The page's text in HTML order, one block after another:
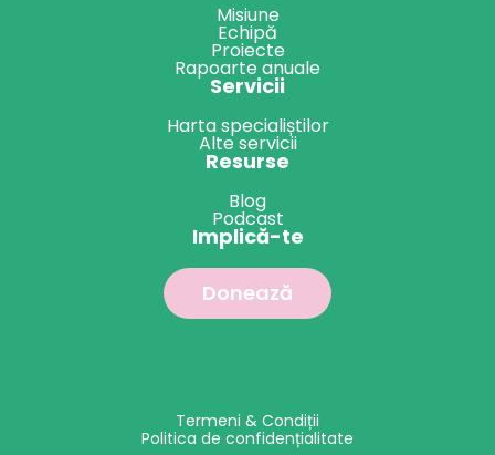
Misiune
Echipă
Proiecte
Rapoarte anuale
Servicii
Harta specialiștilor
Alte servicii
Resurse
Blog
Podcast
Implică-te
Donează
Termeni & Condiții
Politica de confidențialitate